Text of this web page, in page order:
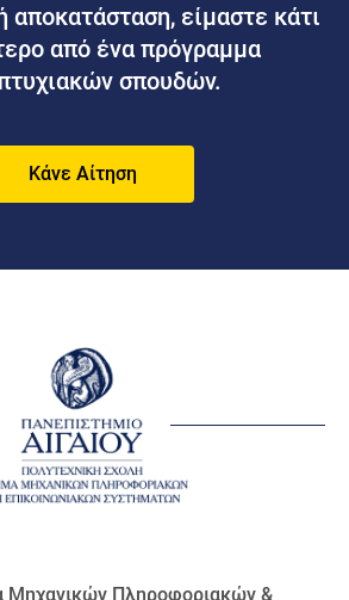
αποκατάσταση, είμαστε κάτι
από ένα πρόγραμμα
σπουδών.
Κάνε Αίτηση
Μηχανικών Πληροφοριακών &